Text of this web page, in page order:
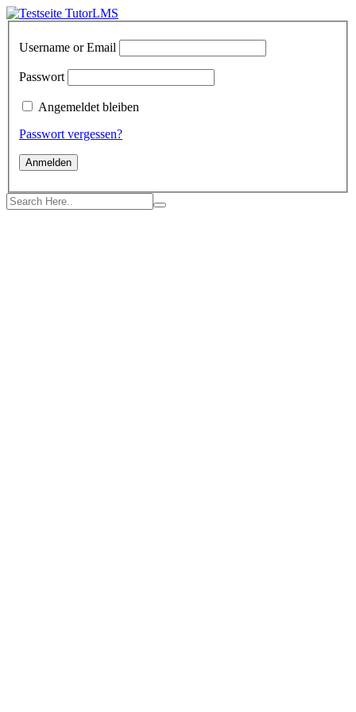
Skip
to
content
Username or Email
Passwort
Angemeldet bleiben
Passwort vergessen?